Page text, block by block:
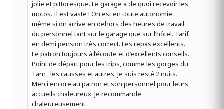
jolie et pittoresque. Le garage a de quoi recevoir les
motos. Il est vaste ! On est en toute autonomie
même si on arrive en dehors des heures de travail
du personnel tant sur le garage que sur l’hôtel. Tarif
en demi pension très correct. Les repas excellents.
Le patron toujours à l’écoute et d’excellents conseils.
Point de départ pour les trips, comme les gorges du
Tarn , les causses et autres. Je suis resté 2 nuits.
Merci encore au patron et son personnel pour leurs
accueils chaleureux. Je recommande
chaleureusement.